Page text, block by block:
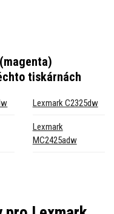
tiskárnách
Lexmark C2325dw
Lexmark
MC2425adw